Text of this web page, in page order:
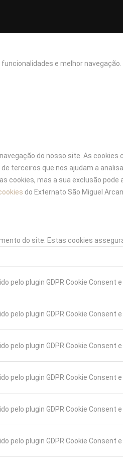
e melhor
do nosso site. As
terceiros que nos ajudam a
cookies, mas a sua exclusão pode
do Externato São Miguel
do site. Estas cookies
pelo plugin GDPR Cookie
pelo plugin GDPR Cookie
pelo plugin GDPR Cookie
pelo plugin GDPR Cookie
pelo plugin GDPR Cookie
pelo plugin GDPR Cookie